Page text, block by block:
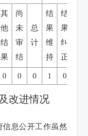
其
他
结
果
尚
未
审
结
总
计
结
果
维
持
结
果
纠
正
0 0 0 1 0
改进情况
信息公开工作虽然